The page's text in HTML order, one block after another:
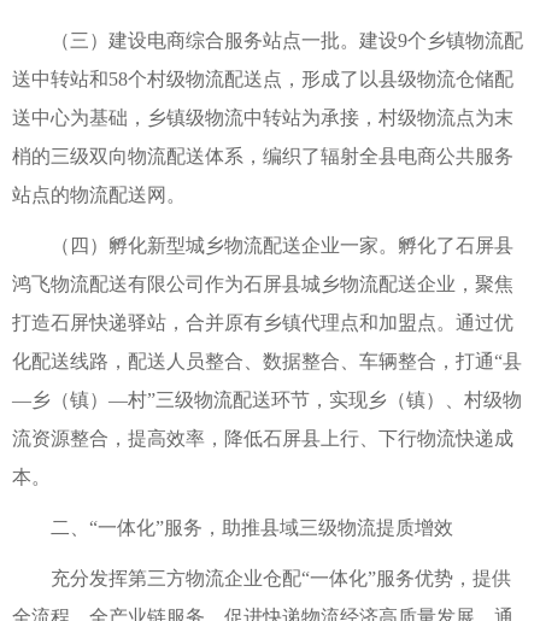
（三）建设电商综合服务站点一批。建设9个乡镇物流配
送中转站和58个村级物流配送点，形成了以县级物流仓储配
送中心为基础，乡镇级物流中转站为承接，村级物流点为末
梢的三级双向物流配送体系，编织了辐射全县电商公共服务
站点的物流配送网。
（四）孵化新型城乡物流配送企业一家。孵化了石屏县
鸿飞物流配送有限公司作为石屏县城乡物流配送企业，聚焦
打造石屏快递驿站，合并原有乡镇代理点和加盟点。通过优
化配送线路，配送人员整合、数据整合、车辆整合，打通“县
—乡（镇）—村”三级物流配送环节，实现乡（镇）、村级物
流资源整合，提高效率，降低石屏县上行、下行物流快递成
本。
二、“一体化”服务，助推县域三级物流提质增效
充分发挥第三方物流企业仓配“一体化”服务优势，提供
全流程、全产业链服务，促进快递物流经济高质量发展。通